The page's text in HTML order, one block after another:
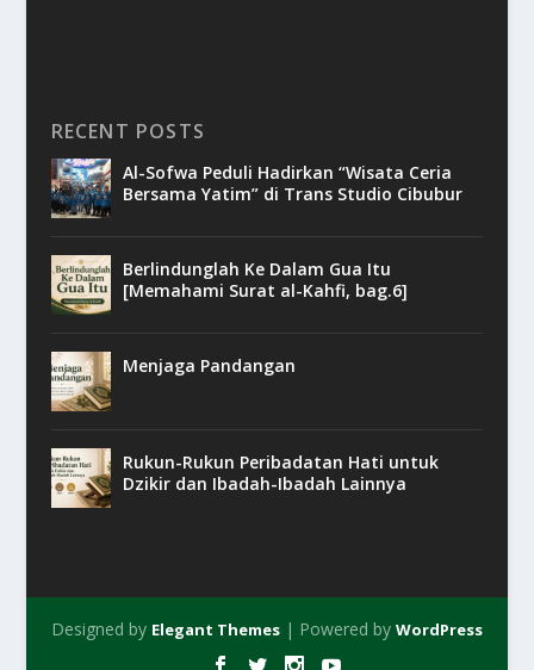
RECENT POSTS
Al-Sofwa Peduli Hadirkan “Wisata Ceria
Bersama Yatim” di Trans Studio Cibubur
Berlindunglah Ke Dalam Gua Itu
[Memahami Surat al-Kahfi, bag.6]
Menjaga Pandangan
Rukun-Rukun Peribadatan Hati untuk
Dzikir dan Ibadah-Ibadah Lainnya
Designed by Elegant Themes| Powered by WordPress